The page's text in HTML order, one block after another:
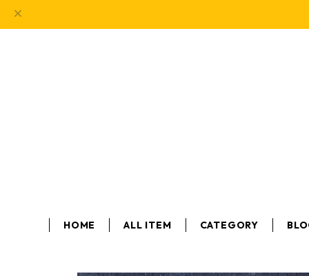
HOME ALL ITEM CATEGORY